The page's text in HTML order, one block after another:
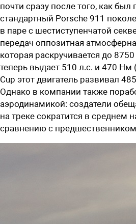
почти сразу после того, как был
стандартный Porsche 911
в паре с шестиступенчатой
передач оппозитная
которая раскручивается до
теперь выдает 510 л.с. и 470
Cup этот двигатель развивал
Однако в компании также
аэродинамикой: создатели
на треке сократится в среднем
сравнению с